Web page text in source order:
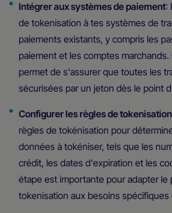
Intégrer aux systèmes de paiement:
de tokenisation à tes systèmes de
paiements existants, y compris les
paiement et les comptes
permet de s'assurer que toutes les
sécurisées par un jeton dès le point
Configurer les règles de tokenisation
règles de tokénisation pour
données à tokéniser, tels que les
crédit, les dates d'expiration et les
étape est importante pour adapter le
tokenisation aux besoins